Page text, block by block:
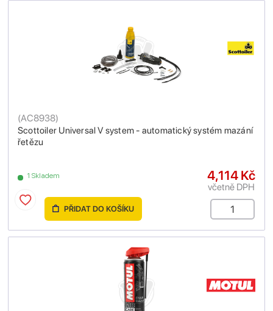
Scottoiler Universal V system - automatický systém mazání
řetězu
(AC8938)
1 Skladem 4,114 Kč
včetně DPH
PŘIDAT DO KOŠÍKU